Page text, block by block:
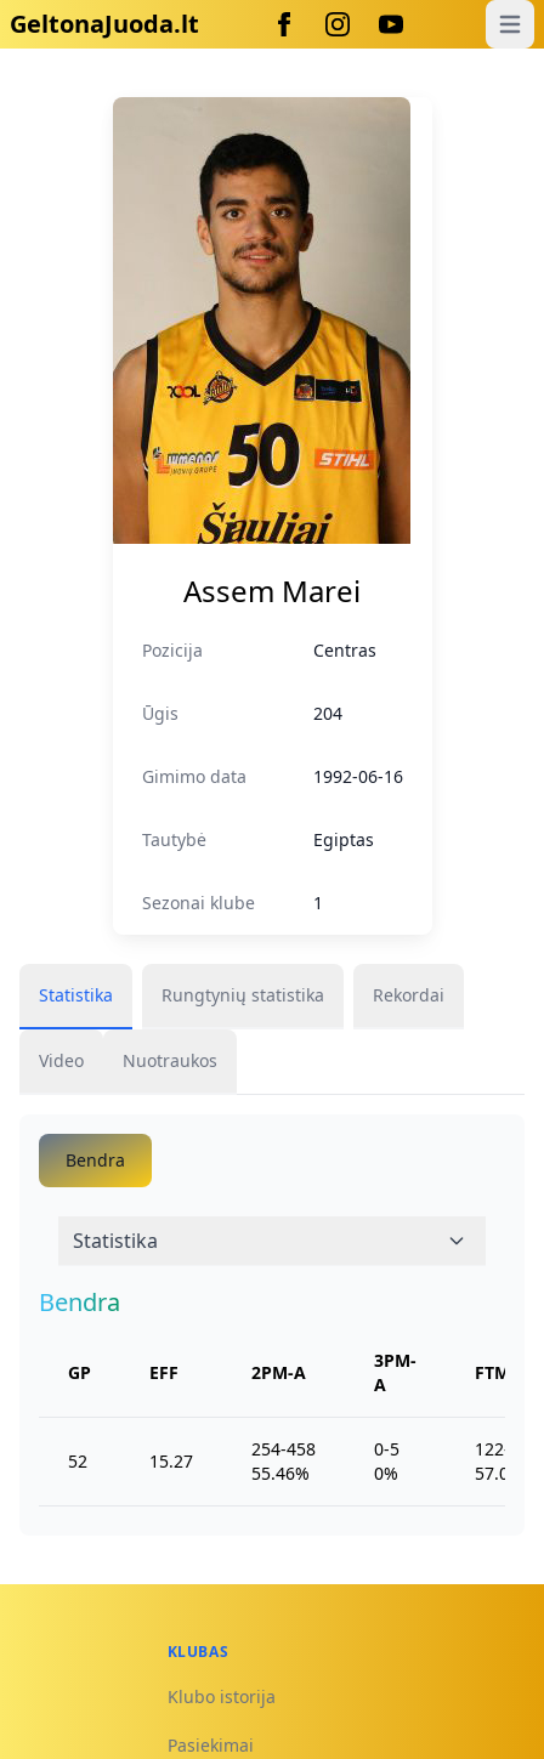
GeltonaJuoda.lt
Assem Marei
Pozicija Centras
Ūgis 204
Gimimo data 1992-06-16
Tautybė Egiptas
Sezonai klube 1
Statistika Rungtynių statistika Rekordai
Video Nuotraukos
Bendra
Statistika
Bendra
GP EFF 2PM-A
3PM-
A
FTM-A
52 15.27
254-458
55.46%
0-5
0%
122-214
57.01%
KLUBAS
Klubo istorija
Pasiekimai